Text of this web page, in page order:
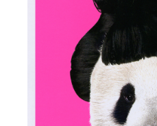
と本人も出演した「ひよっ
さらに、初回限定盤「完全
動”メモリアルパッケージ」
Y LITTLE HOMETOWN～」
BOOK”を同梱。
＜LIVE＋CINEMA＋BOOK